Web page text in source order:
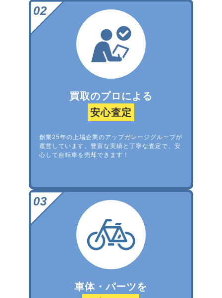
買取のプロによる
安心査定
創業25年の上場企業のアップガレージグループが
運営しています。豊富な実績と丁寧な査定で、安
心して自転車を売却できます！
車体・パーツを